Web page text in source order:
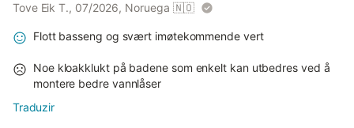
Tove Eik T., 07/2026, Noruega 🇳🇴
Flott basseng og svært imøtekommende vert
Noe kloakklukt på badene som enkelt kan utbedres ved å
montere bedre vannlåser
Traduzir